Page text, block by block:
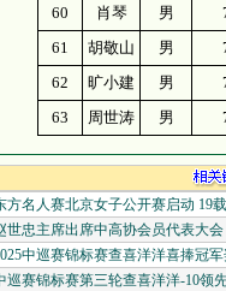
60
肖琴 男
61
胡敬山 男
62
旷小建 男
63
周世涛 男
方名人赛北京女子公开赛启动 19
世忠主席出席中高协会员代表大
中巡赛锦标赛查喜洋洋喜捧冠
巡赛锦标赛第三轮查喜洋洋-10领